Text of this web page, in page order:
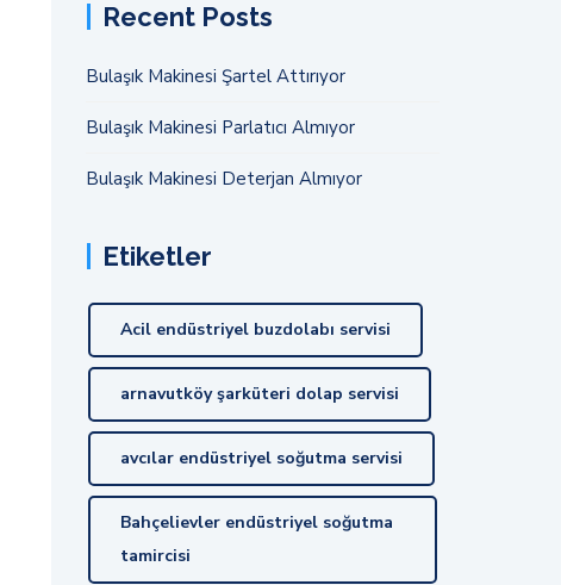
Recent Posts
Bulaşık Makinesi Şartel Attırıyor
Bulaşık Makinesi Parlatıcı Almıyor
Bulaşık Makinesi Deterjan Almıyor
Etiketler
Acil endüstriyel buzdolabı servisi
arnavutköy şarküteri dolap servisi
avcılar endüstriyel soğutma servisi
Bahçelievler endüstriyel soğutma
tamircisi